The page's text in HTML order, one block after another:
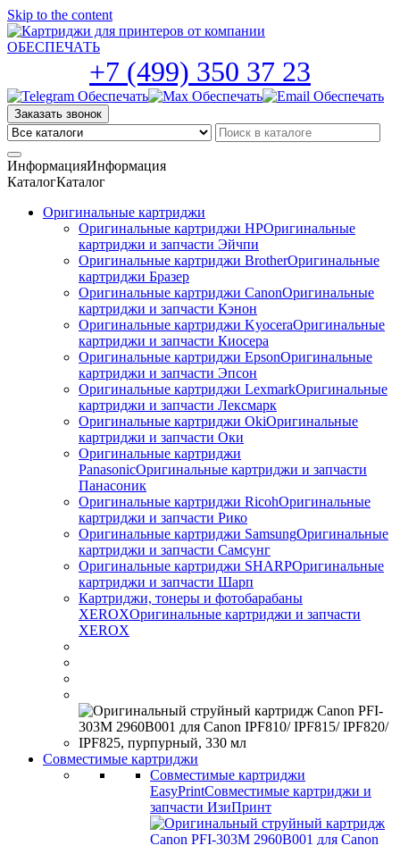
Skip to the content
+7 (499) 350 37 23
Заказать звонок
ИнформацияИнформация
КаталогКаталог
Оригинальные картриджи
Оригинальные картриджи HPОригинальные
картриджи и запчасти Эйчпи
Оригинальные картриджи BrotherОригинальные
картриджи Бразер
Оригинальные картриджи CanonОригинальные
картриджи и запчасти Кэнон
Оригинальные картриджи KyoceraОригинальные
картриджи и запчасти Киосера
Оригинальные картриджи EpsonОригинальные
картриджи и запчасти Эпсон
Оригинальные картриджи LexmarkОригинальные
картриджи и запчасти Лексмарк
Оригинальные картриджи ОkiОригинальные
картриджи и запчасти Оки
Оригинальные картриджи
PanasonicОригинальные картриджи и запчасти
Панасоник
Оригинальные картриджи RicohОригинальные
картриджи и запчасти Рико
Оригинальные картриджи SamsungОригинальные
картриджи и запчасти Самсунг
Оригинальные картриджи SHARPОригинальные
картриджи и запчасти Шарп
Картриджи, тонеры и фотобарабаны
XEROXОригинальные картриджи и запчасти
XEROX
Совместимые картриджи
Совместимые картриджи
EasyPrintСовместимые картриджи и
запчасти ИзиПринт